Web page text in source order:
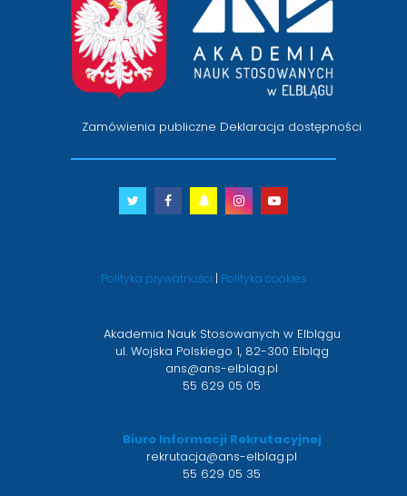
Zamówienia publiczne Deklaracja dostępności
Twitter
otwiera
nowym
Facebook
otwiera
nowym
Snapchat
otwiera
nowym
Instagram
otwiera
nowym
Youtube
otwiera
nowym
Polityka prywatności | Polityka cookies
Akademia Nauk Stosowanych w Elblągu
ul. Wojska Polskiego 1, 82-300 Elbląg
ans@ans-elblag.pl
55 629 05 05
Biuro Informacji Rekrutacyjnej
rekrutacja@ans-elblag.pl
55 629 05 35